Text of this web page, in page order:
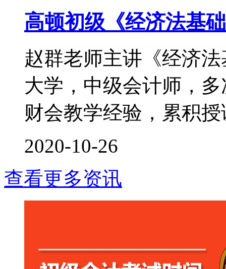
高顿初级《经济法基
赵群老师主讲《经济
大学，中级会计师，
财会教学经验，累积
2020-10-26
查看更多资讯